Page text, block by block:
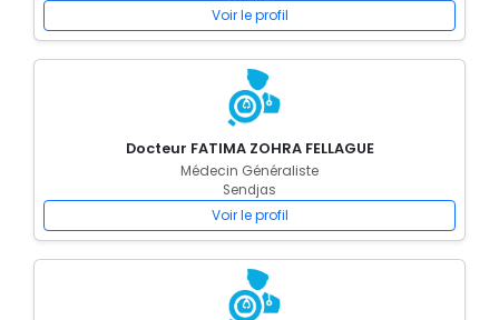
Voir le profil
Docteur FATIMA ZOHRA FELLAGUE
Médecin Généraliste
Sendjas
Voir le profil